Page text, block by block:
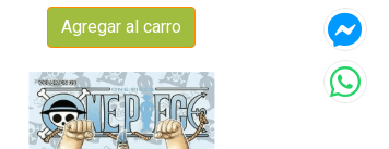
Agregar al carro